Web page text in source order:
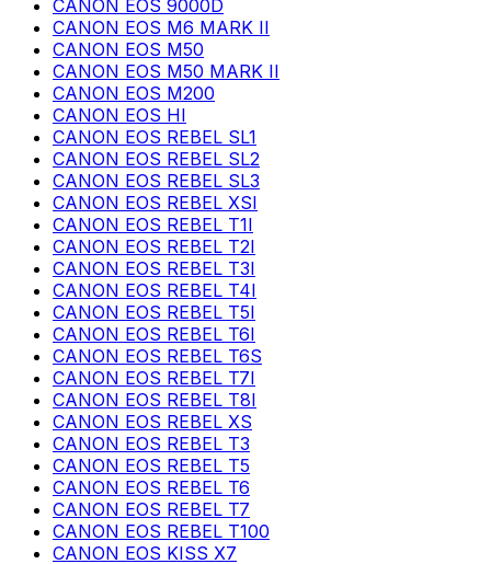
CANON EOS 9000D
CANON EOS M6 MARK II
CANON EOS M50
CANON EOS M50 MARK II
CANON EOS M200
CANON EOS HI
CANON EOS REBEL SL1
CANON EOS REBEL SL2
CANON EOS REBEL SL3
CANON EOS REBEL XSI
CANON EOS REBEL T1I
CANON EOS REBEL T2I
CANON EOS REBEL T3I
CANON EOS REBEL T4I
CANON EOS REBEL T5I
CANON EOS REBEL T6I
CANON EOS REBEL T6S
CANON EOS REBEL T7I
CANON EOS REBEL T8I
CANON EOS REBEL XS
CANON EOS REBEL T3
CANON EOS REBEL T5
CANON EOS REBEL T6
CANON EOS REBEL T7
CANON EOS REBEL T100
CANON EOS KISS X7